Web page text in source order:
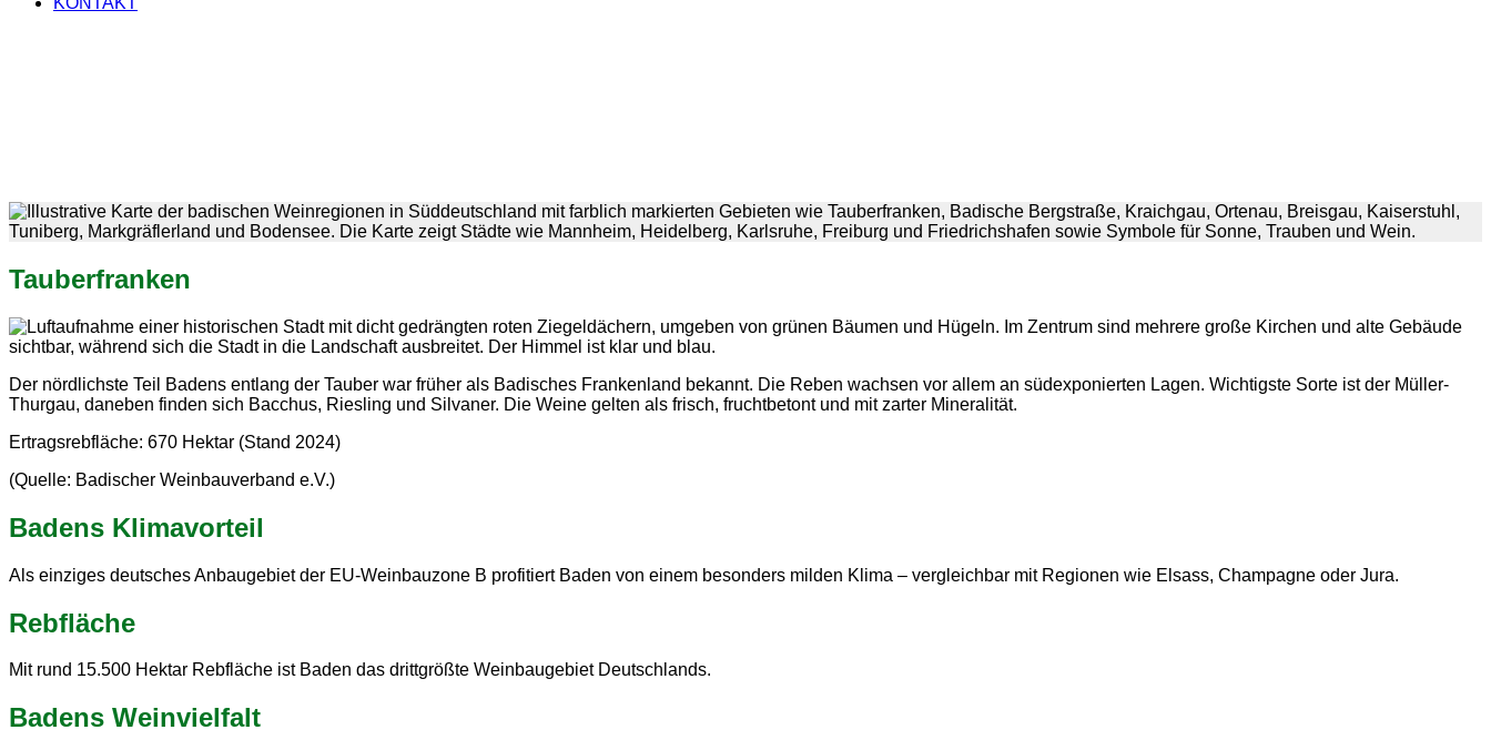
Tauberfranken
Der nördlichste Teil Badens entlang der Tauber war früher als Badisches Frankenland bekannt. Die Reben wachsen vor allem an südexponierten Lagen. Wichtigste Sorte ist der Müller-
Thurgau, daneben finden sich Bacchus, Riesling und Silvaner. Die Weine gelten als frisch, fruchtbetont und mit zarter Mineralität.
Ertragsrebfläche: 670 Hektar (Stand 2024)
(Quelle: Badischer Weinbauverband e.V.)
Badens Klima­vorteil
Als einziges deutsches Anbaugebiet der EU-Weinbauzone B profitiert Baden von einem besonders milden Klima – vergleichbar mit Regionen wie Elsass, Champagne oder Jura.
Rebfläche
Mit rund 15.500 Hektar Rebfläche ist Baden das drittgrößte Weinbaugebiet Deutschlands.
Badens Weinvielfalt